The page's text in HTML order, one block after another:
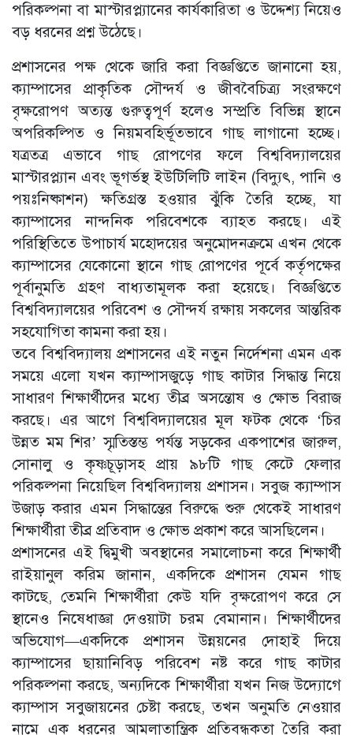
পরিকল্পনা বা মাস্টারপ্ল্যানের কার্যকারিতা ও উদ্দেশ্য নিয়েও
বড় ধরনের প্রশ্ন উঠেছে।
‎প্রশাসনের পক্ষ থেকে জারি করা বিজ্ঞপ্তিতে জানানো হয়,
ক্যাম্পাসের প্রাকৃতিক সৌন্দর্য ও জীববৈচিত্র্য সংরক্ষণে
বৃক্ষরোপণ অত্যন্ত গুরুত্বপূর্ণ হলেও সম্প্রতি বিভিন্ন স্থানে
অপরিকল্পিত ও নিয়মবহির্ভূতভাবে গাছ লাগানো হচ্ছে।
যত্রতত্র এভাবে গাছ রোপণের ফলে বিশ্ববিদ্যালয়ের
মাস্টারপ্ল্যান এবং ভূগর্ভস্থ ইউটিলিটি লাইন (বিদ্যুৎ, পানি ও
পয়ঃনিষ্কাশন) ক্ষতিগ্রস্ত হওয়ার ঝুঁকি তৈরি হচ্ছে, যা
ক্যাম্পাসের নান্দনিক পরিবেশকে ব্যাহত করছে। এই
পরিস্থিতিতে উপাচার্য মহোদয়ের অনুমোদনক্রমে এখন থেকে
ক্যাম্পাসের যেকোনো স্থানে গাছ রোপণের পূর্বে কর্তৃপক্ষের
পূর্বানুমতি গ্রহণ বাধ্যতামূলক করা হয়েছে। বিজ্ঞপ্তিতে
বিশ্ববিদ্যালয়ের পরিবেশ ও সৌন্দর্য রক্ষায় সকলের আন্তরিক
সহযোগিতা কামনা করা হয়।
‎তবে বিশ্ববিদ্যালয় প্রশাসনের এই নতুন নির্দেশনা এমন এক
সময়ে এলো যখন ক্যাম্পাসজুড়ে গাছ কাটার সিদ্ধান্ত নিয়ে
সাধারণ শিক্ষার্থীদের মধ্যে তীব্র অসন্তোষ ও ক্ষোভ বিরাজ
করছে। এর আগে বিশ্ববিদ্যালয়ের মূল ফটক থেকে ‘চির
উন্নত মম শির’ স্মৃতিস্তম্ভ পর্যন্ত সড়কের একপাশের জারুল,
সোনালু ও কৃষ্ণচূড়াসহ প্রায় ৯৮টি গাছ কেটে ফেলার
পরিকল্পনা নিয়েছিল বিশ্ববিদ্যালয় প্রশাসন। সবুজ ক্যাম্পাস
উজাড় করার এমন সিদ্ধান্তের বিরুদ্ধে শুরু থেকেই সাধারণ
শিক্ষার্থীরা তীব্র প্রতিবাদ ও ক্ষোভ প্রকাশ করে আসছিলেন।
‎প্রশাসনের এই দ্বিমুখী অবস্থানের সমালোচনা করে শিক্ষার্থী
রাইয়ানুল করিম জানান, একদিকে প্রশাসন যেমন গাছ
কাটছে, তেমনি শিক্ষার্থীরা কেউ যদি বৃক্ষরোপণ করে সে
স্থানেও নিষেধাজ্ঞা দেওয়াটা চরম বেমানান। শিক্ষার্থীদের
অভিযোগ—একদিকে প্রশাসন উন্নয়নের দোহাই দিয়ে
ক্যাম্পাসের ছায়ানিবিড় পরিবেশ নষ্ট করে গাছ কাটার
পরিকল্পনা করছে, অন্যদিকে শিক্ষার্থীরা যখন নিজ উদ্যোগে
ক্যাম্পাস সবুজায়নের চেষ্টা করছে, তখন অনুমতি নেওয়ার
নামে এক ধরনের আমলাতান্ত্রিক প্রতিবন্ধকতা তৈরি করা